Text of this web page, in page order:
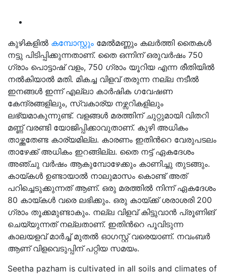
കുഴികളിൽ കമ്പോസ്റ്റും മേൽമണ്ണും കലർത്തി തൈകൾ
നട്ടു പിടിപ്പിക്കുന്നതാണ്. തൈ ഒന്നിന് ഒരുവർഷം 750
ഗ്രാം പൊട്ടാഷ് വളം, 750 ഗ്രാം യൂറിയ എന്ന രീതിയിൽ
നൽകിയാൽ മതി. മികച്ച വിളവ് തരുന്ന നല്ല നടീൽ
ഇനങ്ങൾ ഇന്ന് എല്ലാ കാർഷിക ഗവേഷണ
കേന്ദ്രങ്ങളിലും, സ്വകാര്യ നഴ്സറികളിലും
ലഭ്യമാകുന്നുണ്ട്. വളങ്ങൾ മരത്തിന് ചുറ്റുമായി വിതറി
മണ്ണ് വരണ്ടി യോജിപ്പിക്കാവുതാണ്. കുഴി അധികം
താഴ്ത്തതേണ്ട കാര്യമില്ല. കാരണം ഇതിൻറെ വേരുപടലം
താഴേക്ക് അധികം ഇറങ്ങില്ല. തൈ നട്ട് ഏകദേശം
അഞ്ചു വർഷം ആകുമ്പോഴേക്കും കാണിച്ചു തുടങ്ങും.
കായ്കൾ ഉണ്ടായാൽ നാലുമാസം കൊണ്ട് അത്
പറിച്ചെടുക്കുന്നത് ആണ്. ഒരു മരത്തിൽ നിന്ന് ഏകദേശം
80 കായ്കൾ വരെ ലഭിക്കും. ഒരു കായ്ക്ക് ശരാശരി 200
ഗ്രാം തൂക്കമുണ്ടാകും. നല്ല വിളവ് കിട്ടുവാൻ പ്രൂണിങ്
ചെയ്യുന്നത് നല്ലതാണ്. ഇതിൻറെ പൂവിടുന്ന
കാലയളവ് മാർച്ച് മുതൽ ഓഗസ്റ്റ് വരെയാണ്. നവംബർ
ആണ് വിളവെടുപ്പിന് പറ്റിയ സമയം.
Seetha pazham is cultivated in all soils and climates of